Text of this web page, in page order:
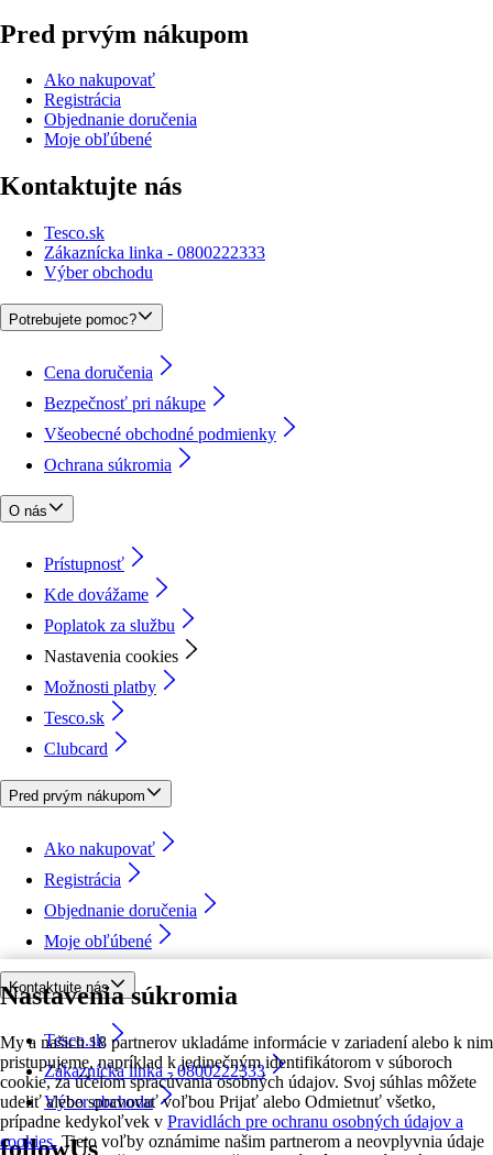
Nastavenia súkromia
My a našich 18 partnerov ukladáme informácie v zariadení alebo k nim
pristupujeme, napríklad k jedinečným identifikátorom v súboroch
cookie, za účelom spracúvania osobných údajov. Svoj súhlas môžete
udeliť alebo spravovať voľbou Prijať alebo Odmietnuť všetko,
prípadne kedykoľvek v Pravidlách pre ochranu osobných údajov a
cookies. Tieto voľby oznámime našim partnerom a neovplyvnia údaje
Pred prvým nákupom
Ako nakupovať
Registrácia
Objednanie doručenia
Moje obľúbené
Kontaktujte nás
Tesco.sk
Zákaznícka linka - 0800222333
Výber obchodu
Potrebujete pomoc?
Cena doručenia
Bezpečnosť pri nákupe
Všeobecné obchodné podmienky
Ochrana súkromia
O nás
Prístupnosť
Kde dovážame
Poplatok za službu
Nastavenia cookies
Možnosti platby
Tesco.sk
Clubcard
Pred prvým nákupom
Ako nakupovať
Registrácia
Objednanie doručenia
Moje obľúbené
Kontaktujte nás
Tesco.sk
Zákaznícka linka - 0800222333
Výber obchodu
followUs